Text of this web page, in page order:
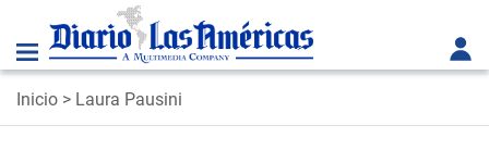
Inicio > Laura Pausini